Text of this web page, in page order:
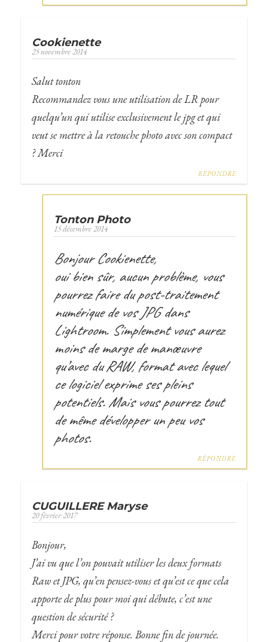
Cookienette
25 novembre 2014
Salut tonton
Recommandez vous une utilisation de LR pour
quelqu’un qui utilise exclusivement le jpg et qui
veut se mettre à la retouche photo avec son compact
? Merci
RÉPONDRE
Tonton Photo
15 décembre 2014
Bonjour Cookienette,
oui bien sûr, aucun problème, vous
pourrez faire du post-traitement
numérique de vos JPG dans
Lightroom. Simplement vous aurez
moins de marge de manœuvre
qu’avec du RAW, format avec lequel
ce logiciel exprime ses pleins
potentiels. Mais vous pourrez tout
de même développer un peu vos
photos.
RÉPONDRE
CUGUILLERE Maryse
20 février 2017
Bonjour,
J’ai vu que l’on pouvait utiliser les deux formats
Raw et JPG, qu’en pensez-vous et qu’est ce que cela
apporte de plus pour moi qui débute, c’est une
question de sécurité ?
Merci pour votre réponse. Bonne fin de journée.